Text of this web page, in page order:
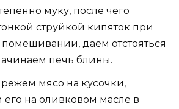
муку, после чего
струйкой кипяток при
даём отстояться
печь блины.
мясо на кусочки,
на оливковом масле в